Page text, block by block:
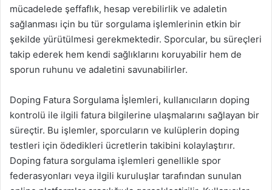
mücadelede şeffaflık, hesap verebilirlik ve adaletin
sağlanması için bu tür sorgulama işlemlerinin etkin bir
şekilde yürütülmesi gerekmektedir. Sporcular, bu süreçleri
takip ederek hem kendi sağlıklarını koruyabilir hem de
sporun ruhunu ve adaletini savunabilirler.
Doping Fatura Sorgulama İşlemleri, kullanıcıların doping
kontrolü ile ilgili fatura bilgilerine ulaşmalarını sağlayan bir
süreçtir. Bu işlemler, sporcuların ve kulüplerin doping
testleri için ödedikleri ücretlerin takibini kolaylaştırır.
Doping fatura sorgulama işlemleri genellikle spor
federasyonları veya ilgili kuruluşlar tarafından sunulan